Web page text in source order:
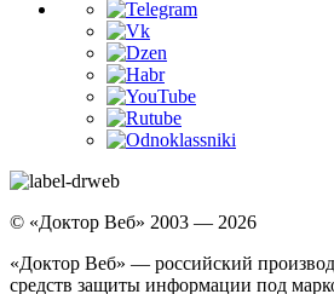
© «Доктор Веб» 2003 — 2026
«Доктор Веб» — российский
средств защиты информации под